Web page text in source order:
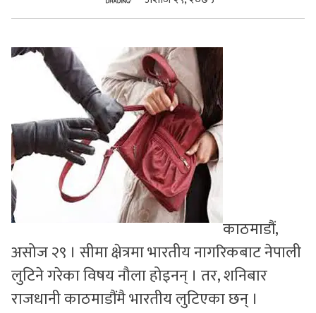
सुचनाहरु
स्वास्थ्य
काठमाडौं,
असोज २९ । सीमा क्षेत्रमा भारतीय नागरिकबाट नेपाली
लुटिने गरेका विषय नौला होइनन् । तर, शनिबार
राजधानी काठमाडौंमै भारतीय लुटिएका छन् ।